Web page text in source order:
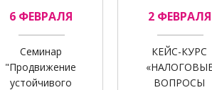
6 ФЕВРАЛЯ
Семинар
"Продвижение
устойчивого
2 ФЕВРАЛЯ
КЕЙС-КУРС
ВОПРОСЫ